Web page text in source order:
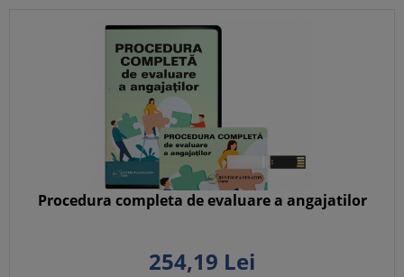
Procedura completa de evaluare a angajatilor
254,19 Lei